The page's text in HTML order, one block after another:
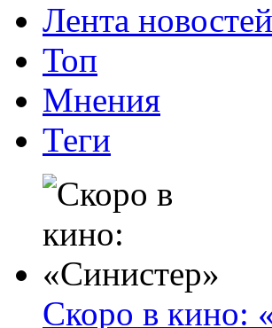
Лента новостей
Топ
Мнения
Теги
Скоро в кино: